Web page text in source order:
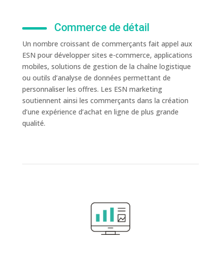
Commerce de détail
Un nombre croissant de commerçants fait appel aux
ESN pour développer sites e-commerce, applications
mobiles, solutions de gestion de la chaîne logistique
ou outils d’analyse de données permettant de
personnaliser les offres. Les ESN marketing
soutiennent ainsi les commerçants dans la création
d’une expérience d’achat en ligne de plus grande
qualité.